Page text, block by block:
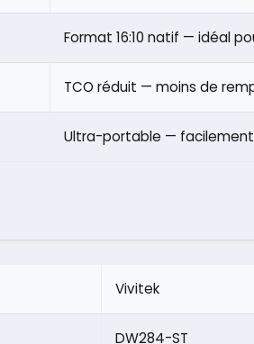
Format 16:10 natif — idéal
TCO réduit — moins de
Ultra-portable — facilement
Vivitek
DW284-ST